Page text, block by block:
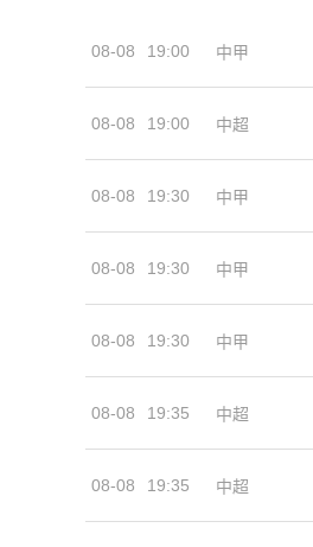
2026-08-14 【球
08-08 19:00 中甲
08-08 19:00 中超
08-08 19:30 中甲
08-08 19:30 中甲
08-08 19:30 中甲
08-08 19:35 中超
08-08 19:35 中超